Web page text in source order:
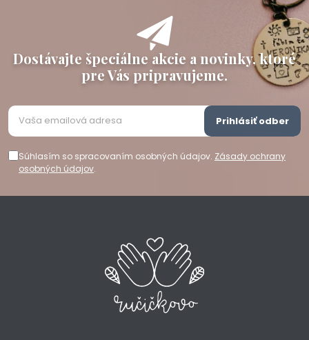
Dostávajte špeciálne akcie a novinky, ktoré
pre Vás pripravujeme.
Súhlasím so spracovaním osobných údajov. Zásady ochrany
osobných údajov.
Prihlásiť odber